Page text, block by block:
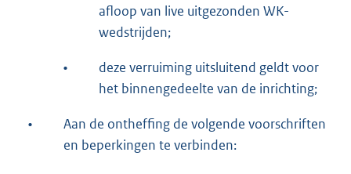
afloop van live uitgezonden WK-
wedstrijden;
•
deze verruiming uitsluitend geldt voor
het binnengedeelte van de inrichting;
•
Aan de ontheffing de volgende voorschriften
en beperkingen te verbinden: